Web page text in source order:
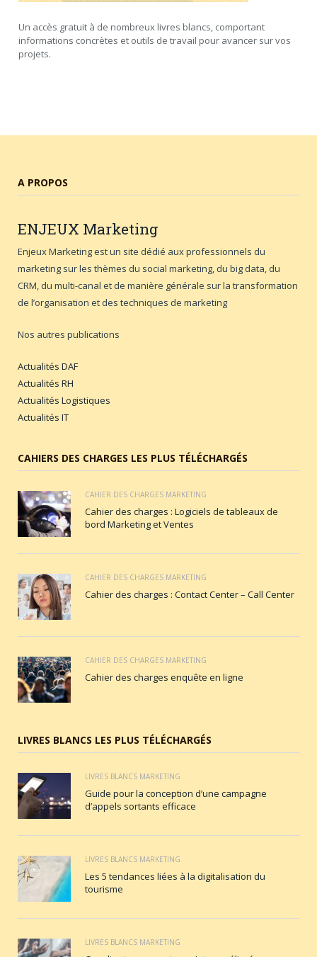
Un accès gratuit à de nombreux livres blancs, comportant
informations concrètes et outils de travail pour avancer sur vos
projets.
A PROPOS
ENJEUX Marketing
Enjeux Marketing est un site dédié aux professionnels du
marketing sur les thèmes du social marketing, du big data, du
CRM, du multi-canal et de manière générale sur la transformation
de l’organisation et des techniques de marketing
Nos autres publications
Actualités DAF
Actualités RH
Actualités Logistiques
Actualités IT
CAHIERS DES CHARGES LES PLUS TÉLÉCHARGÉS
CAHIER DES CHARGES MARKETING
Cahier des charges : Logiciels de tableaux de
bord Marketing et Ventes
CAHIER DES CHARGES MARKETING
Cahier des charges : Contact Center – Call Center
CAHIER DES CHARGES MARKETING
Cahier des charges enquête en ligne
LIVRES BLANCS LES PLUS TÉLÉCHARGÉS
LIVRES BLANCS MARKETING
Guide pour la conception d’une campagne
d’appels sortants efficace
LIVRES BLANCS MARKETING
Les 5 tendances liées à la digitalisation du
tourisme
LIVRES BLANCS MARKETING